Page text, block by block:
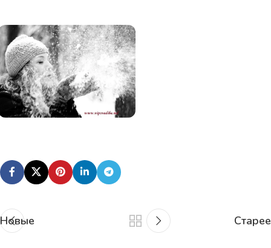
Новые Старее